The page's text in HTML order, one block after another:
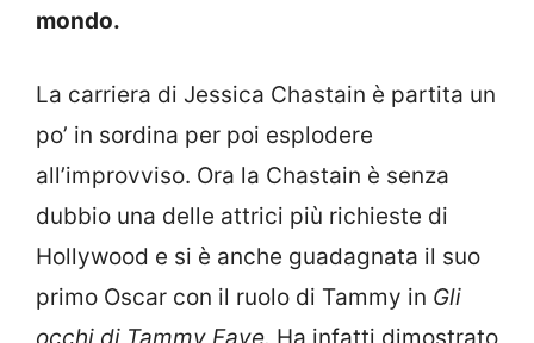
mondo.
La carriera di Jessica Chastain è partita un
po’ in sordina per poi esplodere
all’improvviso. Ora la Chastain è senza
dubbio una delle attrici più richieste di
Hollywood e si è anche guadagnata il suo
primo Oscar con il ruolo di Tammy in Gli